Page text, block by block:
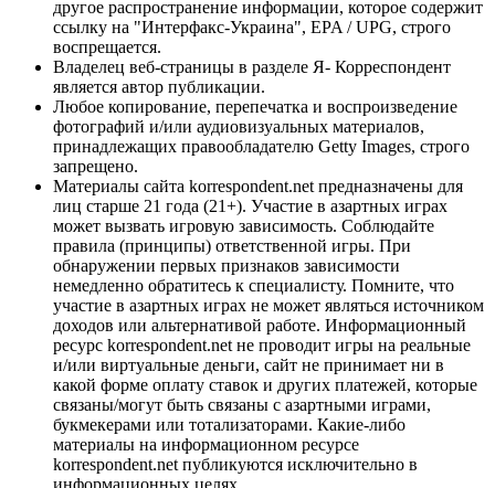
другое распространение информации, которое содержит
ссылку на "Интерфакс-Украина", EPA / UPG, строго
воспрещается.
Владелец веб-страницы в разделе Я- Корреспондент
является автор публикации.
Любое копирование, перепечатка и воспроизведение
фотографий и/или аудиовизуальных материалов,
принадлежащих правообладателю Getty Images, строго
запрещено.
Материалы сайта korrespondent.net предназначены для
лиц старше 21 года (21+). Участие в азартных играх
может вызвать игровую зависимость. Соблюдайте
правила (принципы) ответственной игры. При
обнаружении первых признаков зависимости
немедленно обратитесь к специалисту. Помните, что
участие в азартных играх не может являться источником
доходов или альтернативой работе. Информационный
ресурс korrespondent.net не проводит игры на реальные
и/или виртуальные деньги, сайт не принимает ни в
какой форме оплату ставок и других платежей, которые
связаны/могут быть связаны с азартными играми,
букмекерами или тотализаторами. Какие-либо
материалы на информационном ресурсе
korrespondent.net публикуются исключительно в
информационных целях.